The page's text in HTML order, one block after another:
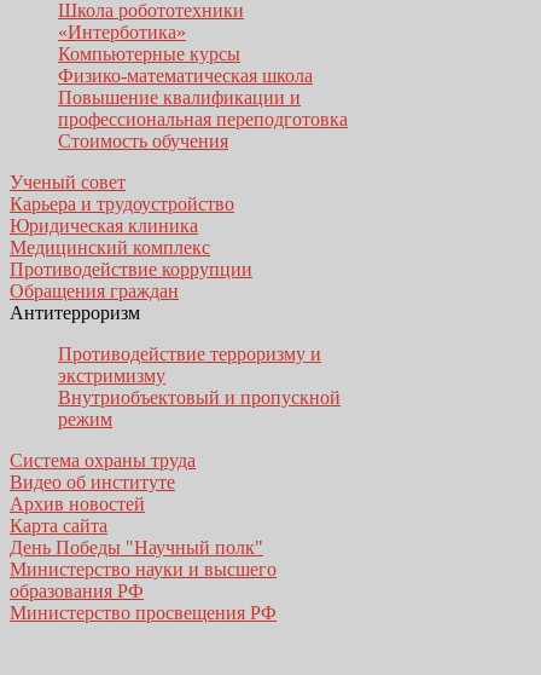
Школа робототехники
«Интерботика»
Компьютерные курсы
Физико-математическая школа
Повышение квалификации и
профессиональная переподготовка
Стоимость обучения
Ученый совет
Карьера и трудоустройство
Юридическая клиника
Медицинский комплекс
Противодействие коррупции
Обращения граждан
Антитерроризм
Противодействие терроризму и
экстримизму
Внутриобъектовый и пропускной
режим
Система охраны труда
Видео об институте
Архив новостей
Карта сайта
День Победы "Научный полк"
Министерство науки и высшего
образования РФ
Министерство просвещения РФ